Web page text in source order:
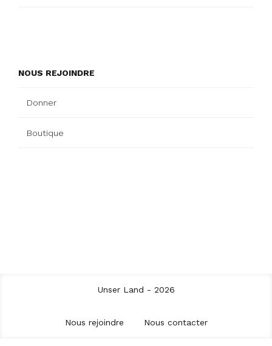
NOUS REJOINDRE
Donner
Boutique
Unser Land - 2026
Nous rejoindre Nous contacter